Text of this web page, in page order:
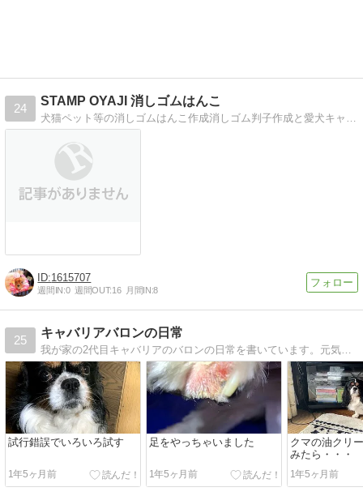
24
STAMP OYAJI 消しゴムはんこ
犬猫ペット等の消しゴムはんこ作成消しゴム判子作成と愛犬キャバリアラテとの沖縄生活日記
1615707
週間IN:0 週間OUT:16 月間IN:8
25
キャバリアバロンの日常
我が家の2代目キャバリアのバロンの日常を書いています。元気度マックスのバロンをよろしくお願いします。
試行錯誤でいろいろ試す
1年5ヶ月前
足をやっちゃいました
1年5ヶ月前
クマの油クリ
みたら・・・
1年5ヶ月前